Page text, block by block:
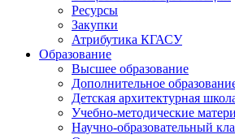
Ресурсы
Закупки
Атрибутика КГАСУ
Образование
Высшее образование
Дополнительное
Детская архитектурная
Учебно-методические
Научно-образовательный